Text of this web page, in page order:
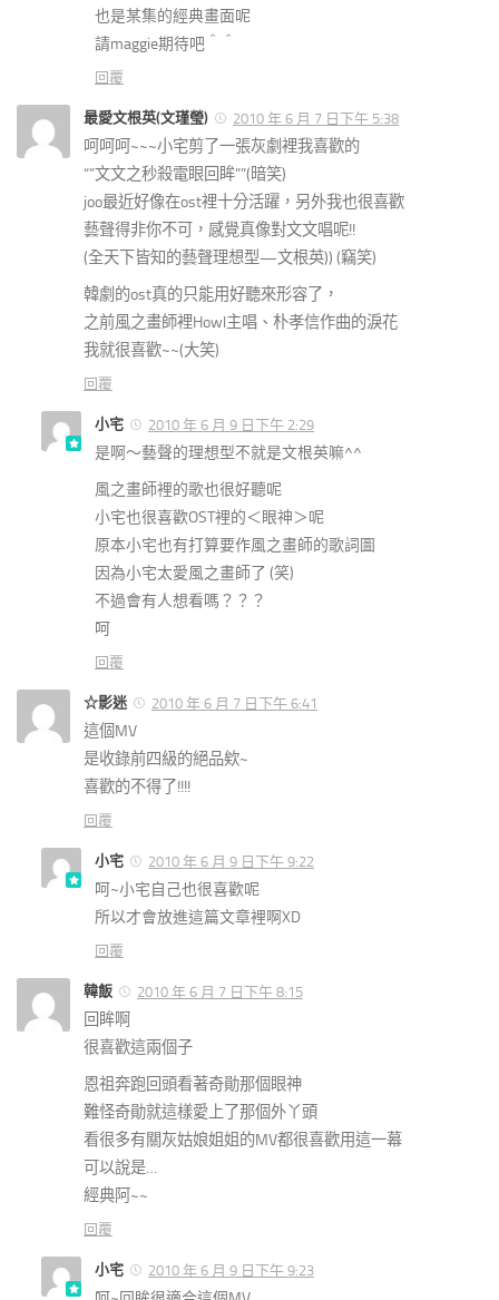
也是某集的經典畫面呢
請maggie期待吧＾＾
回覆
最愛文根英(文瑾瑩) 2010 年 6 月 7 日下午 5:38
呵呵呵~~~小宅剪了一張灰劇裡我喜歡的
“”文文之秒殺電眼回眸””(暗笑)
joo最近好像在ost裡十分活躍，另外我也很喜歡
藝聲得非你不可，感覺真像對文文唱呢!!
(全天下皆知的藝聲理想型—文根英)) (竊笑)
韓劇的ost真的只能用好聽來形容了，
之前風之畫師裡Howl主唱、朴孝信作曲的淚花
我就很喜歡~~(大笑)
回覆
小宅 2010 年 6 月 9 日下午 2:29
是啊～藝聲的理想型不就是文根英嘛^^
風之畫師裡的歌也很好聽呢
小宅也很喜歡OST裡的＜眼神＞呢
原本小宅也有打算要作風之畫師的歌詞圖
因為小宅太愛風之畫師了 (笑)
不過會有人想看嗎？？？
呵
回覆
☆影迷 2010 年 6 月 7 日下午 6:41
這個MV
是收錄前四級的絕品欸~
喜歡的不得了!!!!
回覆
小宅 2010 年 6 月 9 日下午 9:22
呵~小宅自己也很喜歡呢
所以才會放進這篇文章裡啊XD
回覆
韓飯 2010 年 6 月 7 日下午 8:15
回眸啊
很喜歡這兩個子
恩祖奔跑回頭看著奇勛那個眼神
難怪奇勛就這樣愛上了那個外丫頭
看很多有關灰姑娘姐姐的MV都很喜歡用這一幕
可以說是…
經典阿~~
回覆
小宅 2010 年 6 月 9 日下午 9:23